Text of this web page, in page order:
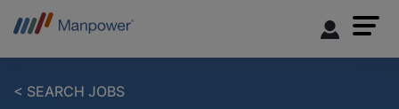
< SEARCH JOBS